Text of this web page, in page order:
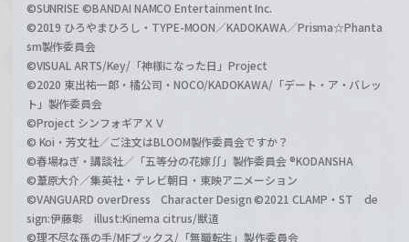
©SUNRISE ©BANDAI NAMCO Entertainment Inc.
©2019 ひろやまひろし・TYPE-MOON／KADOKAWA／Prisma☆Phanta
sm製作委員会
©VISUAL ARTS/Key/「神様になった日」Project
©2020 東出祐一郎・橘公司・NOCO/KADOKAWA/「デート・ア・バレッ
ト」製作委員会
©Project シンフォギアＸＶ
© Koi・芳文社／ご注文はBLOOM製作委員会ですか？
©春場ねぎ・講談社／「五等分の花嫁∬」製作委員会 ®KODANSHA
©葦原大介／集英社・テレビ朝日・東映アニメーション
©VANGUARD overDress Character Design ©2021 CLAMP・ST de
sign:伊藤彰 illust:Kinema citrus/獣道
©理不尽な孫の手/MFブックス/「無職転生」製作委員会